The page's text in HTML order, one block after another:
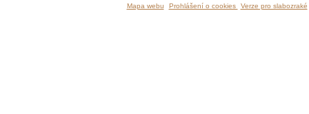
Mapa webu Prohlášení o cookies Verze pro slabozraké